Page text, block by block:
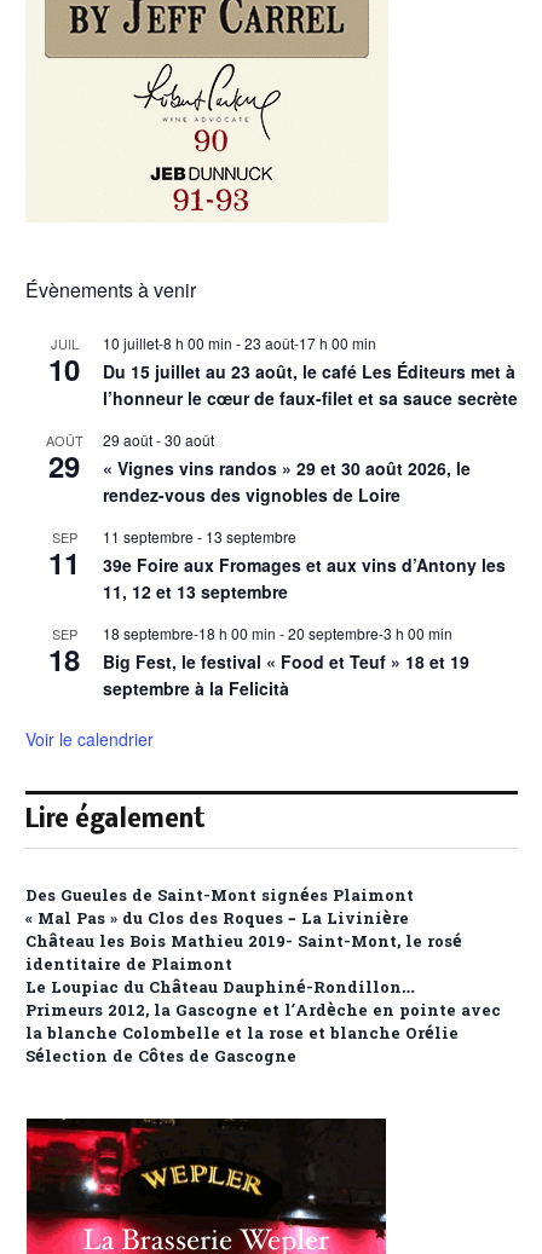
Évènements à venir
JUIL
10
10 juillet-8 h 00 min -23 août-17 h 00 min
Du 15 juillet au 23 août, le café Les Éditeurs met à
l’honneur le cœur de faux-filet et sa sauce secrète
AOÛT
29
29 août-30 août
« Vignes vins randos » 29 et 30 août 2026, le
rendez-vous des vignobles de Loire
SEP
11
11 septembre - 13 septembre
39e Foire aux Fromages et aux vins d’Antony les
11, 12 et 13 septembre
SEP
18
18 septembre-18 h 00 min -20 septembre-3 h 00 min
Big Fest, le festival « Food et Teuf » 18 et 19
septembre à la Felicità
Voir le calendrier
Lire également
Des Gueules de Saint-Mont signées Plaimont
« Mal Pas » du Clos des Roques – La Livinière
Château les Bois Mathieu 2019- Saint-Mont, le rosé
identitaire de Plaimont
Le Loupiac du Château Dauphiné-Rondillon…
Primeurs 2012, la Gascogne et l’Ardèche en pointe avec
la blanche Colombelle et la rose et blanche Orélie
Sélection de Côtes de Gascogne